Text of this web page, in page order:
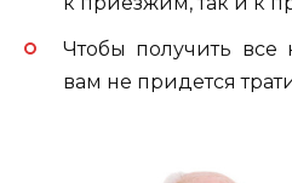
Чтобы получить все
вам не придется